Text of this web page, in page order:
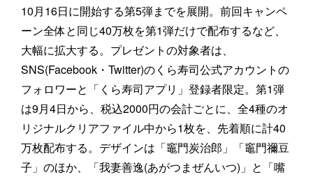
10月16日に開始する第5弾までを展開。前回キャンペ
ーン全体と同じ40万枚を第1弾だけで配布するなど、
大幅に拡大する。プレゼントの対象者は、
SNS(Facebook・Twitter)のくら寿司公式アカウントの
フォロワーと「くら寿司アプリ」登録者限定。第1弾
は9月4日から、税込2000円の会計ごとに、全4種のオ
リジナルクリアファイル中から1枚を、先着順に計40
万枚配布する。デザインは「竈門炭治郎」「竈門禰豆
子」のほか、「我妻善逸(あがつまぜんいつ)」と「嘴